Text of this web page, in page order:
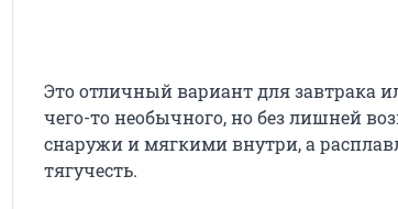
Это отличный вариант для завтрака
чего-то необычного, но без лишней
снаружи и мягкими внутри, а
тягучесть.